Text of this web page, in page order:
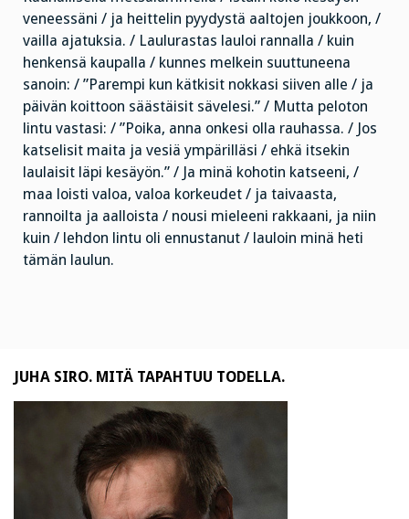
veneessäni / ja heittelin pyydystä aaltojen joukkoon, /
vailla ajatuksia. / Laulurastas lauloi rannalla / kuin
henkensä kaupalla / kunnes melkein suuttuneena
sanoin: / ”Parempi kun kätkisit nokkasi siiven alle / ja
päivän koittoon säästäisit sävelesi.” / Mutta peloton
lintu vastasi: / ”Poika, anna onkesi olla rauhassa. / Jos
katselisit maita ja vesiä ympärilläsi / ehkä itsekin
laulaisit läpi kesäyön.” / Ja minä kohotin katseeni, /
maa loisti valoa, valoa korkeudet / ja taivaasta,
rannoilta ja aalloista / nousi mieleeni rakkaani, ja niin
kuin / lehdon lintu oli ennustanut / lauloin minä heti
tämän laulun.
JUHA SIRO. MITÄ TAPAHTUU TODELLA.